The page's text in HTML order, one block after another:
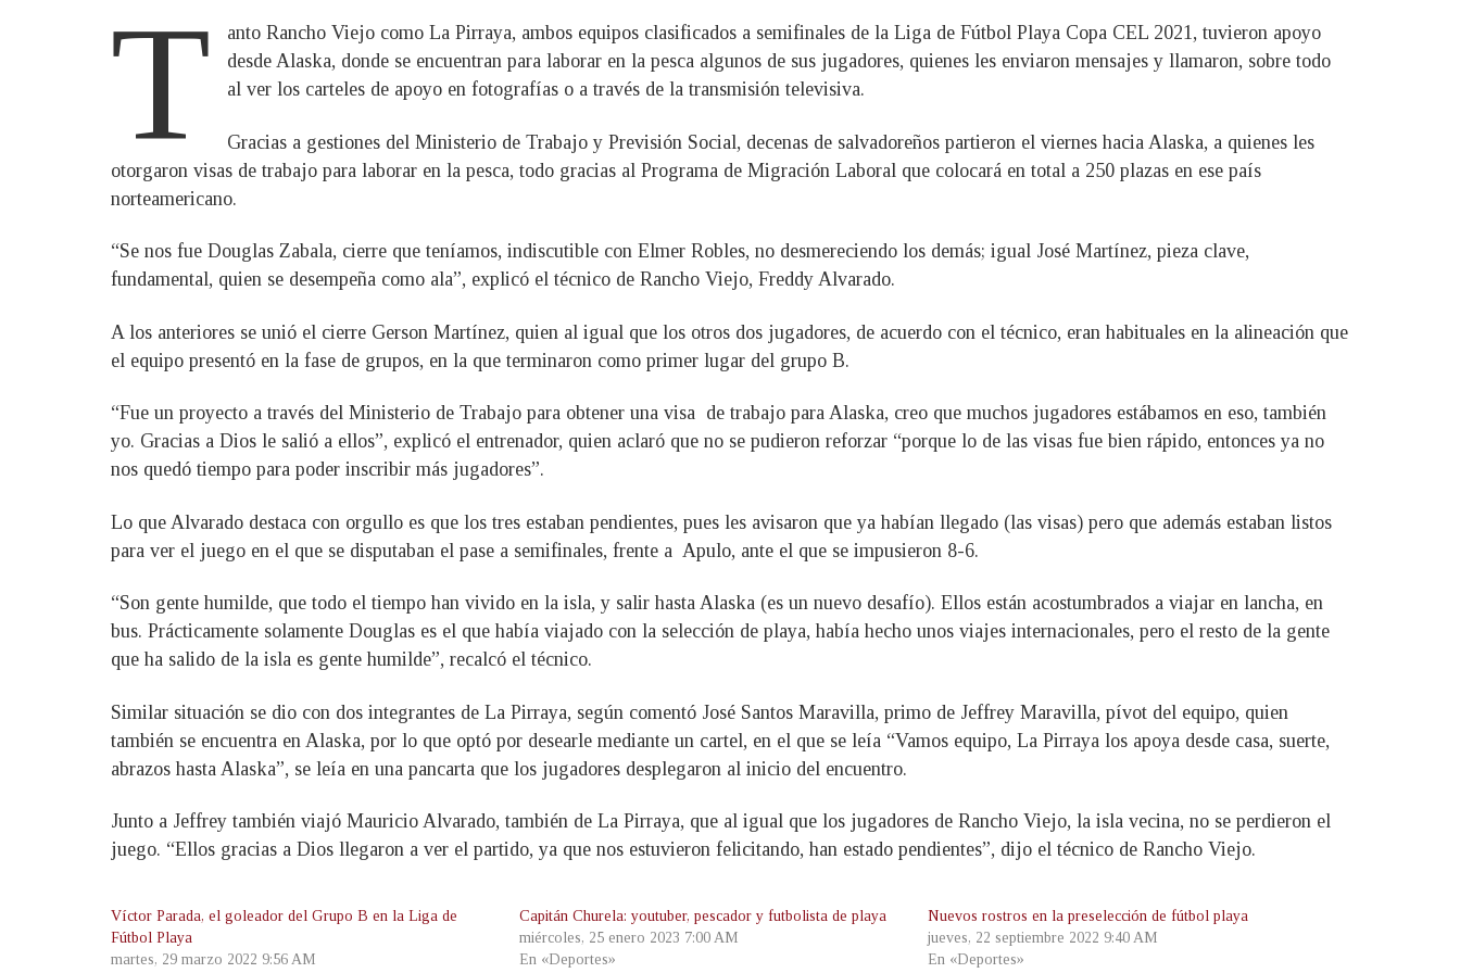
T
anto Rancho Viejo como La Pirraya, ambos equipos clasificados a semifinales de la Liga de Fútbol Playa Copa CEL 2021, tuvieron apoyo
desde Alaska, donde se encuentran para laborar en la pesca algunos de sus jugadores, quienes les enviaron mensajes y llamaron, sobre todo
al ver los carteles de apoyo en fotografías o a través de la transmisión televisiva.
Gracias a gestiones del Ministerio de Trabajo y Previsión Social, decenas de salvadoreños partieron el viernes hacia Alaska, a quienes les
otorgaron visas de trabajo para laborar en la pesca, todo gracias al Programa de Migración Laboral que colocará en total a 250 plazas en ese país
norteamericano.
“Se nos fue Douglas Zabala, cierre que teníamos, indiscutible con Elmer Robles, no desmereciendo los demás; igual José Martínez, pieza clave,
fundamental, quien se desempeña como ala”, explicó el técnico de Rancho Viejo, Freddy Alvarado.
A los anteriores se unió el cierre Gerson Martínez, quien al igual que los otros dos jugadores, de acuerdo con el técnico, eran habituales en la alineación que
el equipo presentó en la fase de grupos, en la que terminaron como primer lugar del grupo B.
“Fue un proyecto a través del Ministerio de Trabajo para obtener una visa de trabajo para Alaska, creo que muchos jugadores estábamos en eso, también
yo. Gracias a Dios le salió a ellos”, explicó el entrenador, quien aclaró que no se pudieron reforzar “porque lo de las visas fue bien rápido, entonces ya no
nos quedó tiempo para poder inscribir más jugadores”.
Lo que Alvarado destaca con orgullo es que los tres estaban pendientes, pues les avisaron que ya habían llegado (las visas) pero que además estaban listos
para ver el juego en el que se disputaban el pase a semifinales, frente a Apulo, ante el que se impusieron 8-6.
“Son gente humilde, que todo el tiempo han vivido en la isla, y salir hasta Alaska (es un nuevo desafío). Ellos están acostumbrados a viajar en lancha, en
bus. Prácticamente solamente Douglas es el que había viajado con la selección de playa, había hecho unos viajes internacionales, pero el resto de la gente
que ha salido de la isla es gente humilde”, recalcó el técnico.
Similar situación se dio con dos integrantes de La Pirraya, según comentó José Santos Maravilla, primo de Jeffrey Maravilla, pívot del equipo, quien
también se encuentra en Alaska, por lo que optó por desearle mediante un cartel, en el que se leía “Vamos equipo, La Pirraya los apoya desde casa, suerte,
abrazos hasta Alaska”, se leía en una pancarta que los jugadores desplegaron al inicio del encuentro.
Junto a Jeffrey también viajó Mauricio Alvarado, también de La Pirraya, que al igual que los jugadores de Rancho Viejo, la isla vecina, no se perdieron el
juego. “Ellos gracias a Dios llegaron a ver el partido, ya que nos estuvieron felicitando, han estado pendientes”, dijo el técnico de Rancho Viejo.
Víctor Parada, el goleador del Grupo B en la Liga de
Fútbol Playa
martes, 29 marzo 2022 9:56 AM
Capitán Churela: youtuber, pescador y futbolista de playa
miércoles, 25 enero 2023 7:00 AM
En «Deportes»
Nuevos rostros en la preselección de fútbol playa
jueves, 22 septiembre 2022 9:40 AM
En «Deportes»